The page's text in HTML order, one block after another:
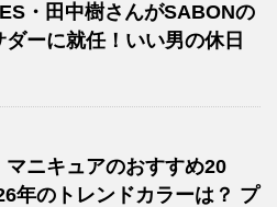
・田中樹さんがSABONの
ダーに就任！いい男の休日
マニキュアのおすすめ20
年のトレンドカラーは？ プ